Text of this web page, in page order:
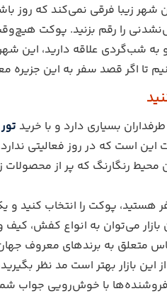
زیبا فرقی نمی‌کند که روز
را رقم بزنید. پوکت
تا اگر قصد سفر به این جزیره
بسیاری دارد و با خرید
این است که در روز فعالیتی
رنگارنگ که پر از
پوکت را انتخاب کنید و
بازار می‌توان به انواع کفش،
متعلق به برندهای معروف
این بازار بهتر است مد نظر
با خوش‌رویی جواب